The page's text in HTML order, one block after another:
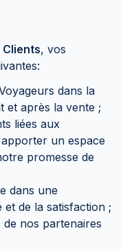
Clients, vos
dans la
et après la vente ;
liées aux
un espace
promesse de
dans une
et de la satisfaction ;
nos partenaires